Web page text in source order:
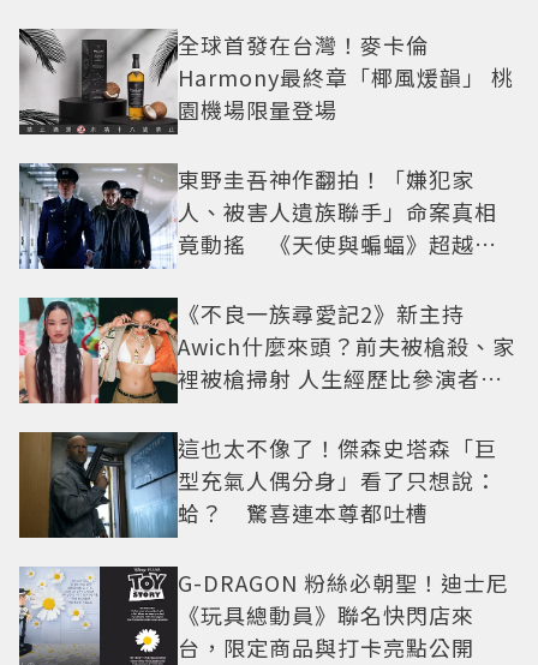
全球首發在台灣！麥卡倫
Harmony最終章「椰風煖韻」 桃
園機場限量登場
東野圭吾神作翻拍！「嫌犯家
人、被害人遺族聯手」命案真相
竟動搖 《天使與蝙蝠》超越懸
《不良一族尋愛記2》新主持
Awich什麼來頭？前夫被槍殺、家
裡被槍掃射 人生經歷比參演者還
這也太不像了！傑森史塔森「巨
型充氣人偶分身」看了只想說：
蛤？ 驚喜連本尊都吐槽
G-DRAGON 粉絲必朝聖！迪士尼
《玩具總動員》聯名快閃店來
台，限定商品與打卡亮點公開